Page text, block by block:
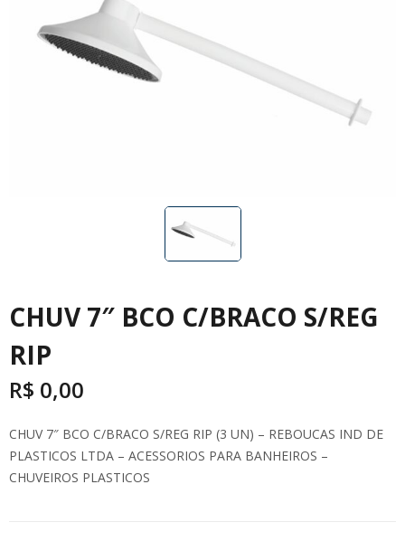
CHUV 7″ BCO C/BRACO S/REG
RIP
R$ 0,00
CHUV 7″ BCO C/BRACO S/REG RIP (3 UN) – REBOUCAS IND DE
PLASTICOS LTDA – ACESSORIOS PARA BANHEIROS –
CHUVEIROS PLASTICOS